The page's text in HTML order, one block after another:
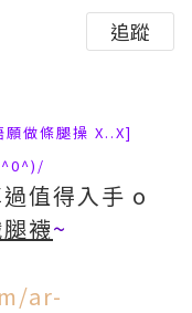
追蹤
做條腿操 X..X]
過值得入手 o
襪~
ar-